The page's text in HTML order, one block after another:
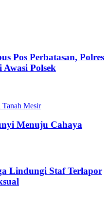
Pos Perbatasan, Polres
Polsek
Menuju Cahaya
Lindungi Staf Terlapor